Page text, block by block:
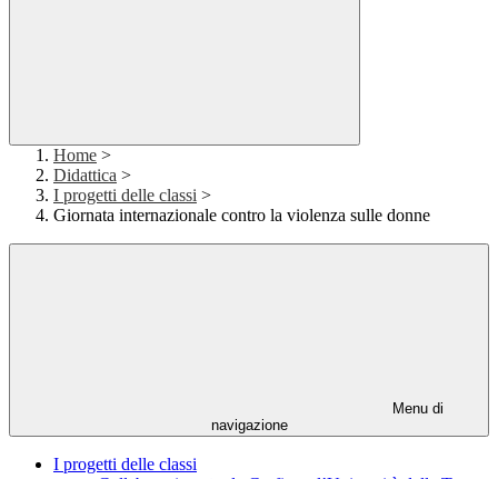
Home >
Didattica >
I progetti delle classi >
Giornata internazionale contro la violenza sulle donne
Menu di
navigazione
I progetti delle classi